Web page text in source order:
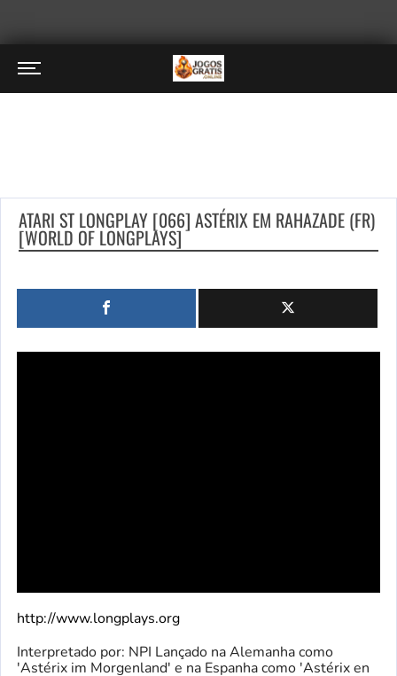
ATARI ST LONGPLAY [066] ASTÉRIX EM RAHAZADE (FR)
[WORLD OF LONGPLAYS]
http://www.longplays.org
Interpretado por: NPI Lançado na Alemanha como
'Astérix im Morgenland' e na Espanha como 'Astérix en